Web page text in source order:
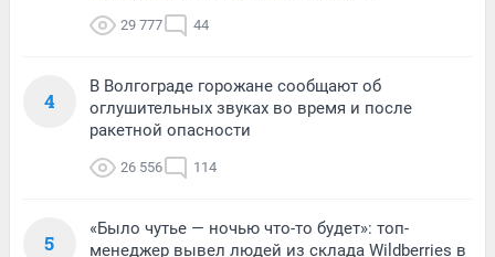
29 777 44
4
В Волгограде горожане сообщают об
оглушительных звуках во время и после
ракетной опасности
26 556 114
5
«Было чутье — ночью что-то будет»: топ-
менеджер вывел людей из склада Wildberries в